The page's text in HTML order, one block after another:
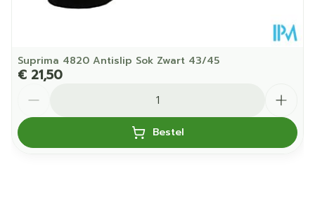
Suprima 4820 Antislip Sok Zwart 43/45
€ 21,50
Bestel